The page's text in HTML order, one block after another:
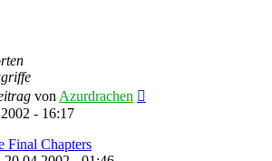
von Azurdrachen
- 16:17
Final Chapters